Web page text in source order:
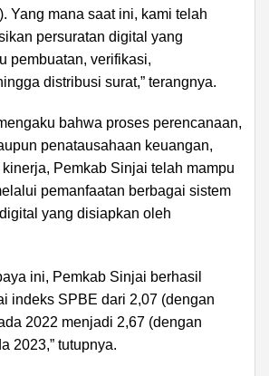
Yang mana saat ini, kami telah
persuratan digital yang
pembuatan, verifikasi,
distribusi surat,” terangnya.
bahwa proses perencanaan,
penatausahaan keuangan,
Pemkab Sinjai telah mampu
pemanfaatan berbagai sistem
yang disiapkan oleh
ini, Pemkab Sinjai berhasil
indeks SPBE dari 2,07 (dengan
2022 menjadi 2,67 (dengan
2023,” tutupnya.